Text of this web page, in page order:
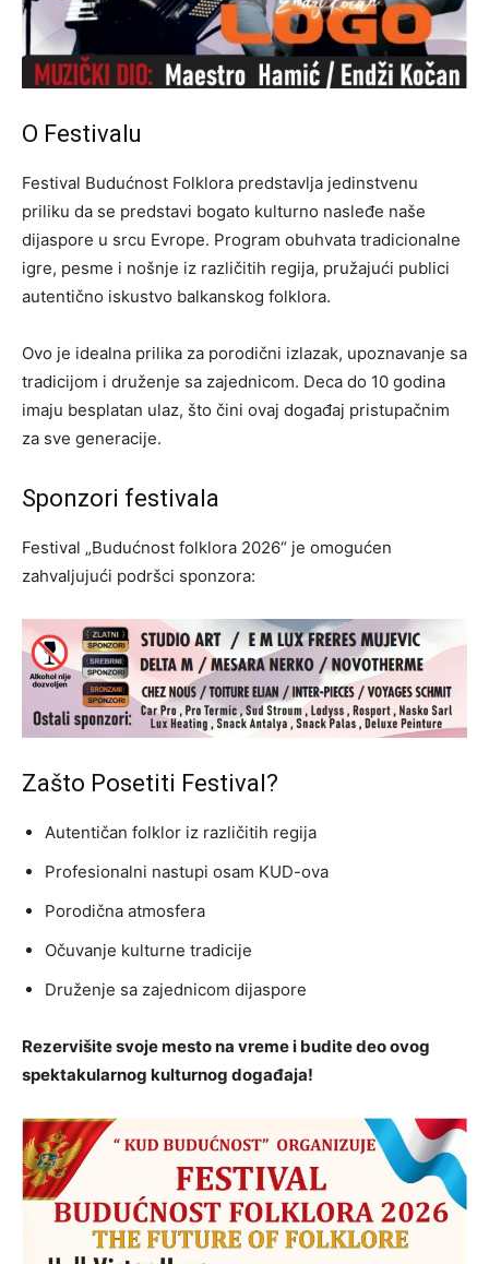
O Festivalu
Festival Budućnost Folklora predstavlja jedinstvenu
priliku da se predstavi bogato kulturno nasleđe naše
dijaspore u srcu Evrope. Program obuhvata tradicionalne
igre, pesme i nošnje iz različitih regija, pružajući publici
autentično iskustvo balkanskog folklora.
Ovo je idealna prilika za porodični izlazak, upoznavanje sa
tradicijom i druženje sa zajednicom. Deca do 10 godina
imaju besplatan ulaz, što čini ovaj događaj pristupačnim
za sve generacije.
Sponzori festivala
Festival „Budućnost folklora 2026“ je omogućen
zahvaljujući podršci sponzora:
Zašto Posetiti Festival?
Autentičan folklor iz različitih regija
Profesionalni nastupi osam KUD-ova
Porodična atmosfera
Očuvanje kulturne tradicije
Druženje sa zajednicom dijaspore
Rezervišite svoje mesto na vreme i budite deo ovog
spektakularnog kulturnog događaja!